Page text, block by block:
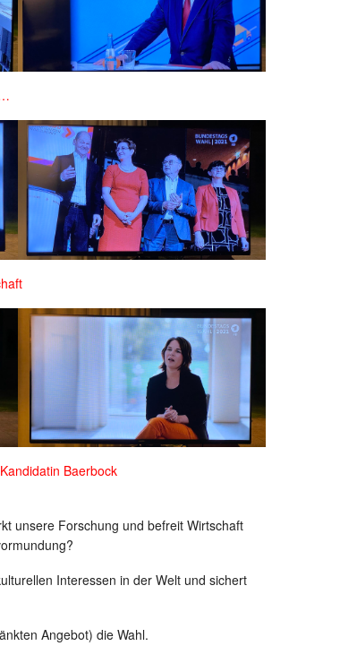
Baerbock
unsere Forschung und befreit Wirtschaft
Interessen in der Welt und sichert
Angebot) die Wahl.